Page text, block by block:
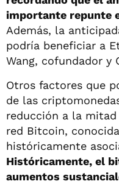
importante repunte
Además, la
podría beneficiar a
Wang, cofundador y
Otros factores que
de las
reducción a la
red Bitcoin,
históricamente
Históricamente, el
aumentos